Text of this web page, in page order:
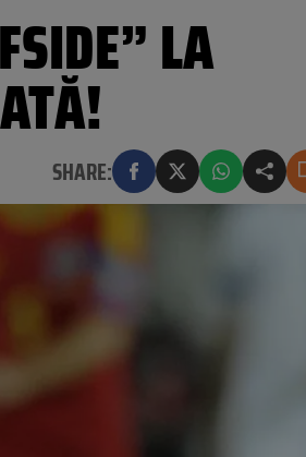
LA
SHARE: